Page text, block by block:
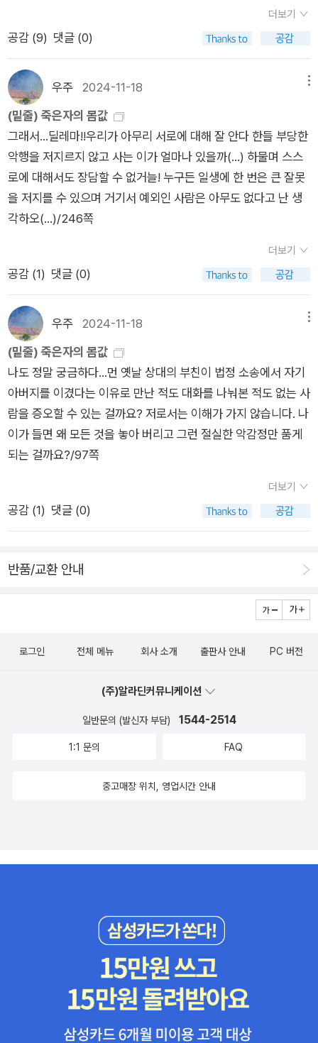
알고있었지. 매그덜린 수녀가 이야기하기를 웨일즈군이 수녀원
을 공격하여 매그덜린 수녀 주도 하에 주민들과함께 막아냈고, 웨
일즈 인 포로 한 명을 잡았다고 했어. 휴베링어가 매그덜린 수녀
와 함께 폴스워스 수녀원에 가서 웨일즈 인 포로를 데리고 왔어.
그는 웨일즈 말만했지만 영어도 알아 듣는 것 같았어. 캐드펠 수
사는 그를 치료하면서,그에게 웨일즈 말로 혼내면서도 협조하라
고 설득했단다.그 포로의 이름은 엘리스 압키난으로 앞서 이야기
했던 귀네드의 왕이라고 부르는 오아인 귀네드의 조카뻘 되는 사
람이었어. 엘리스의엄마가 오아인과 사촌이었어. 엘리스가 전쟁
에 참여하기는 했지만, 자신의무리들이 약탈하는 것을 보고 나서
는 전쟁에 참여한 것을 후회했다고 했어. 사촌이자 절친인 엘리드
의 말을듣지 않은 것을 후회했단다. 캐드펠 수사는 엘리스를 치료
하면서 이것저것 물어보았어. 엘리스는 고향에 아버지가 정한 약
와중에 엘리스는 슈류즈베리 성 베드로 성 바오로 수도원에 머물
면서실종된 행정장관의 딸 멜리센트를 보고 첫눈에 반했단다. 멜
리센트 역시 엘리스를 보고 첫눈에 반해버렸어. 캐드펠 수사 시리
즈에서 로맨스가 빠지면 안 되지… 휴 베링어는 엘리스를행정장
관과 포로 교환하려고 했어. 그래서 캐드펠 수사에게 부탁해서 오
아인 귀네드를 만나달라고 했단다. 캐드펠 수사가 웨일즈 사람이
니 그들과 말도 통할 테니 말이야. 1. 오아인 귀네드를 만나러 가
는길에 크리스티나를 만나 이야기를 나누기도 했어. 일부러 엘리
사는 저녁이 되어서 오아인의 집에 도착을 해서 자신이 온 목적을
이야기했어. 엘리스의 사촌이자 절친인 엘리드를 만났는데 엘리
스가 약간 경솔한 것에 비해 엘리드는 진중해 보였어. 오아인과
단적 공격을 못마땅하게 생각했단다. 다음날 캐드펠 수사는 카드
왈라드르를방문해서 행정장관 소식을 들을 수 있었어. 예상했던
것처럼 카드왈라드르가 데리고 있었어. 다만 많이 다친 상태라고
다. 캐드펠은 우연히 엘리드와 크리스티나가 나눈 이야기를 듣게
수사는 다시 수도원으로돌아와서 휴 베링어에게 있었던 일을 이
야기해주었어. 그리고 포로 교환이 이루어질 때까지 볼모 한 명씩
교환하기로 했어. 오아인은 볼모로 엘리드를 선정했단다. 한편엘
을 걱정했어. 멜리센트는 아버지가 오시면 엘리스에 떠나야 한다
와 다른 수사들에게 치료를 받기 시작했어. 가끔씩 의식을 차리지
부인이고, 첫 번째 부인이자 멜리센트의 어머니는 병으로 돌아가
셨어. 웨일즈군은 엘리스를 데리고 가려고 에이논 장군 일행들이
수도원에 도착을 했어. 볼모로 엘리드도 함께 왔단다. 엘리스는
엘리드를 만났어. 엘리스는 자신과 멜리센트의 관계를 이야기하
면서괴롭다고 했어. 그 이야기를 들은 엘리드는 크리스티나는 어
떻게 하냐면서 엘리스를 설득했어. 하지만 엘리스는 멜리센트에
더보기
공감 (9) 댓글 (0)
우주 2024-11-18
(밑줄) 죽은자의 몸값
그래서...딜레마!!우리가 아무리 서로에 대해 잘 안다 한들 부당한
악행을 저지르지 않고 사는 이가 얼마나 있을까(...) 하물며 스스
로에 대해서도 장담할 수 없거늘! 누구든 일생에 한 번은 큰 잘못
을 저지를 수 있으며 거기서 예외인 사람은 아무도 없다고 난 생
각하오(...)/246쪽
더보기
공감 (1) 댓글 (0)
우주 2024-11-18
(밑줄) 죽은자의 몸값
나도 정말 궁금하다...먼 옛날 상대의 부친이 법정 소송에서 자기
아버지를 이겼다는 이유로 만난 적도 대화를 나눠본 적도 없는 사
람을 증오할 수 있는 걸까요? 저로서는 이해가 가지 않습니다. 나
이가 들면 왜 모든 것을 놓아 버리고 그런 절실한 악감정만 품게
되는 걸까요?/97쪽
더보기
공감 (1) 댓글 (0)
반품/교환 안내
로그인 전체 메뉴 회사 소개 출판사 안내 PC 버전
(주)알라딘커뮤니케이션
일반문의 (발신자 부담) 1544-2514
1:1 문의 FAQ
중고매장 위치, 영업시간 안내